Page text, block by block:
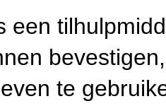
een
te